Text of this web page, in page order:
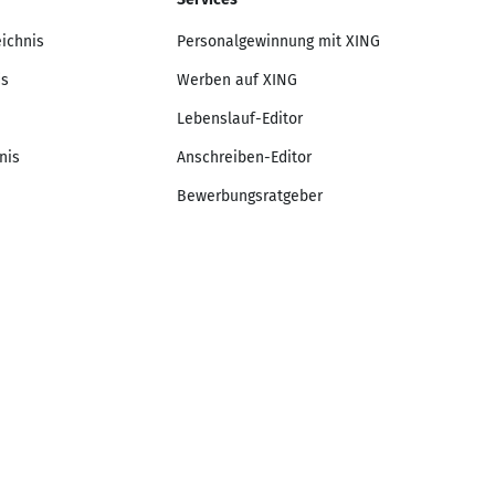
Personalgewinnung mit XING
Werben auf XING
Lebenslauf-Editor
Anschreiben-Editor
Bewerbungsratgeber